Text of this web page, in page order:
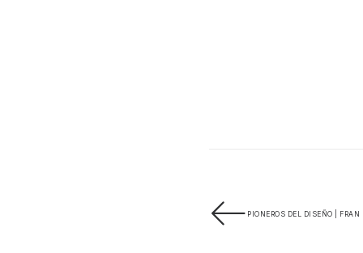
PIONEROS DEL DISEÑO | FRAN